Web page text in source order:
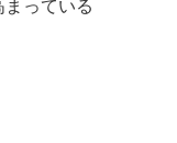
っている